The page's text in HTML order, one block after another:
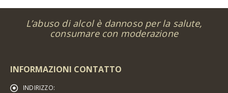
L’abuso di alcol è dannoso per la salute,
consumare con moderazione
INFORMAZIONI CONTATTO
INDIRIZZO: